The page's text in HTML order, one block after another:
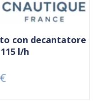
con decantatore
l/h